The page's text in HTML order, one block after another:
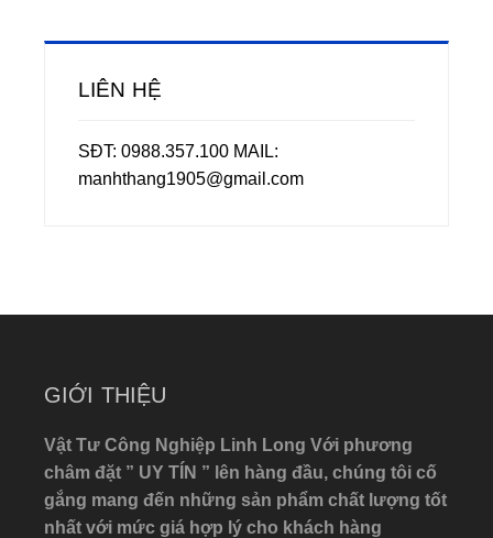
LIÊN HỆ
SĐT: 0988.357.100 MAIL:
manhthang1905@gmail.com
GIỚI THIỆU
Vật Tư Công Nghiệp Linh Long Với phương
châm đặt ” UY TÍN ” lên hàng đầu, chúng tôi cố
gắng mang đến những sản phẩm chất lượng tốt
nhất với mức giá hợp lý cho khách hàng